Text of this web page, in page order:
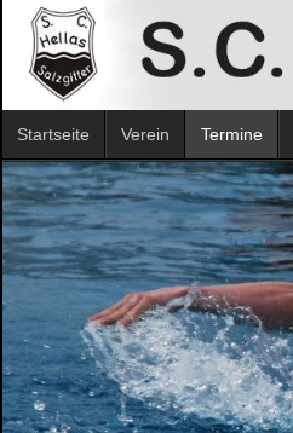
Startseite Verein Termine